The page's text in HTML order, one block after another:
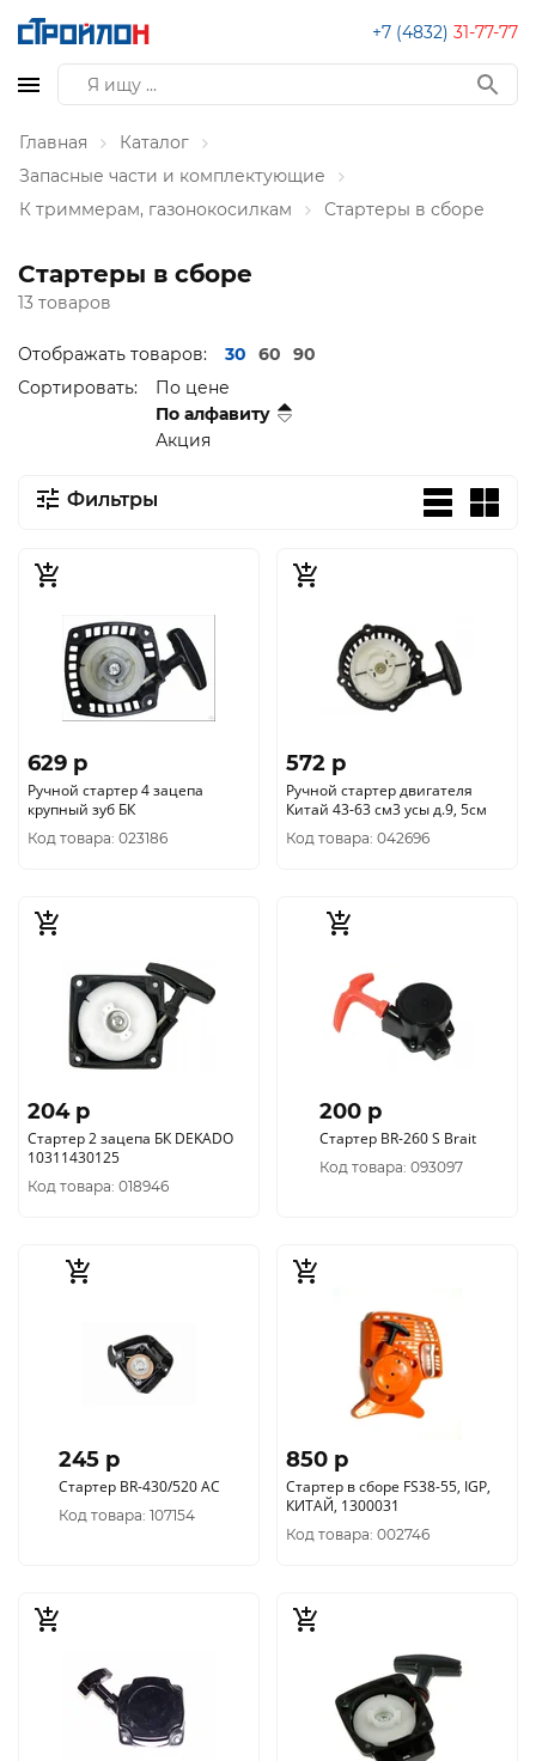
+7 (4832) 31-77-77
Главная
Каталог
Запасные части и комплектующие
К триммерам, газонокосилкам
Стартеры в сборе
Стартеры в сборе
13 товаров
Отображать товаров: 30 60
90
Сортировать:
По цене
По алфавиту
Акция
Фильтры
629 p
Ручной стартер 4 зацепа
крупный зуб БК
Код товара: 023186
572 p
Ручной стартер двигателя
Китай 43-63 см3 усы д.9, 5см
Код товара: 042696
204 p
Стартер 2 зацепа БК DEKADO
10311430125
Код товара: 018946
200 p
Стартер BR-260 S Brait
Код товара: 093097
245 p
Стартер BR-430/520 АС
Код товара: 107154
850 p
Стартер в сборе FS38-55, IGP,
КИТАЙ, 1300031
Код товара: 002746